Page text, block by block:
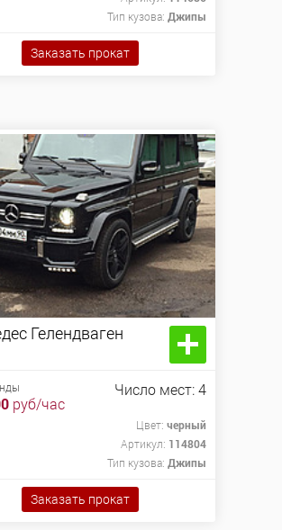
Тип кузова: Джипы
Заказать прокат
Гелендваген
Число мест: 4
руб/час
Цвет: черный
Артикул: 114804
Тип кузова: Джипы
Заказать прокат